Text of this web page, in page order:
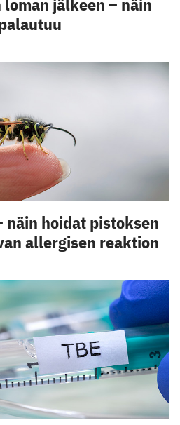
näin hoidat pistoksen
allergisen reaktion